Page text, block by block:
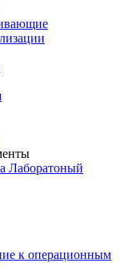
Лаборатоный
к операционным